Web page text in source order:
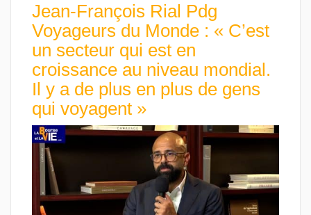
Jean-François Rial Pdg
Voyageurs du Monde : « C’est
un secteur qui est en
croissance au niveau mondial.
Il y a de plus en plus de gens
qui voyagent »